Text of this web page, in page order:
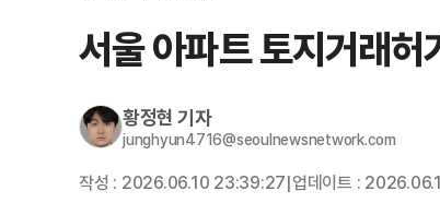
서울 아파트 토지거래
황정현 기자
junghyun4716@seoulnewsnetwork.com
작성 : 2026.06.10 23:39:27 업데이트 :